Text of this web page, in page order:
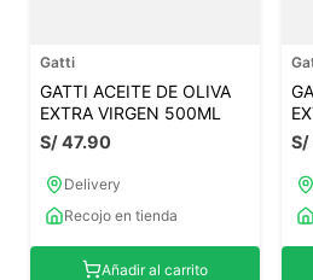
Gatti
GATTI ACEITE DE OLIVA
EXTRA VIRGEN 500ML
S/47.90
Delivery
Recojo en tienda
Añadir al carrito
S/